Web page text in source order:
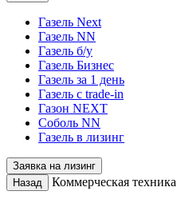
Газель Next
Газель NN
Газель б/у
Газель Бизнес
Газель за 1 день
Газель с trade-in
Газон NEXT
Соболь NN
Газель в лизинг
Заявка на лизинг
Назад
Коммерческая техника